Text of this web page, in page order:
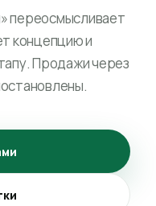
переосмысливает
концепцию и
Продажи через